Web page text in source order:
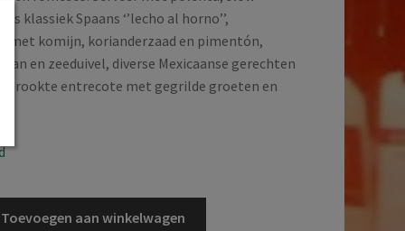
klassiek Spaans ‘’lecho al horno’’,
met komijn, korianderzaad en pimentón,
en zeeduivel, diverse Mexicaanse gerechten
gerookte entrecote met gegrilde groeten en
Toevoegen aan winkelwagen